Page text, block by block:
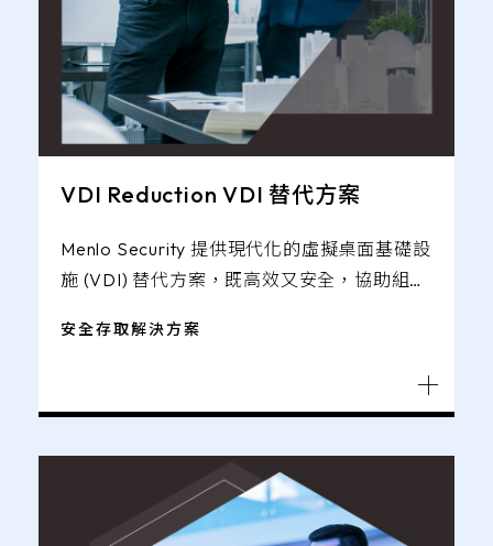
VDI Reduction VDI 替代方案
Menlo Security 提供現代化的虛擬桌面基礎設
施 (VDI) 替代方案，既高效又安全，協助組織
安全存取解決方案